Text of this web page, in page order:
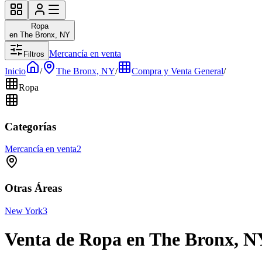
Ropa
en The Bronx, NY
Filtros Mercancía en venta
Inicio
/ The Bronx, NY/ Compra y Venta General/
Ropa
Categorías
Mercancía en venta2
Otras Áreas
New York3
Venta de Ropa en The Bronx,